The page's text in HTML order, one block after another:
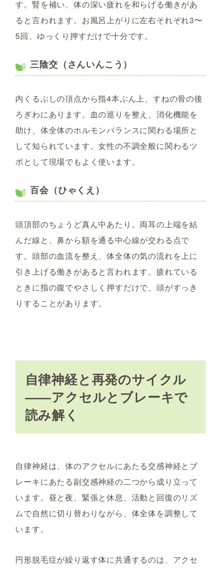
す。腎を補い、体の深い疲れを和らげる働きがあ
ると言われます。お風呂上がりに左右それぞれ3〜
5回、ゆっくり押すだけで十分です。
三陰交（さんいんこう）
内くるぶしの頂点から指4本ぶん上、すねの骨の後
ろぎわにあります。血の巡りを整え、消化機能を
助け、体全体のホルモンバランスに関わる場所と
して知られています。女性の不調全般に関わるツ
ボとして現場でもよく使います。
百会（ひゃくえ）
頭頂部のちょうど真ん中あたり。両耳の上端を結
んだ線と、鼻から額を通る中心線が交わる点で
す。頭部の血流を整え、体全体の気の流れを上に
引き上げる働きがあると言われます。疲れている
ときに指の腹でやさしく押すだけで、頭がすっき
りすることがあります。
自律神経と再発のサイクル
——アクセルとブレーキで
読み解く
自律神経は、体のアクセルにあたる交感神経とブ
レーキにあたる副交感神経の二つから成り立って
います。昼と夜、緊張と休息、活動と回復のリズ
ムで自然に切り替わりながら、体全体を調整して
います。
円形脱毛症が繰り返す体に共通するのは、アクセ